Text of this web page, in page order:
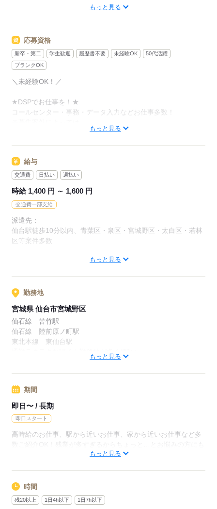
専用システムへ
簡単な
データを入力していくだけ♪
PCの簡単な基本操作が出来れば
一緒に始める仲間も多数！
安心して始められる環境が
▼ポイント！
￣￣￣￣￣￣
□高時給
未経験の方でも
時給1,300円スタート★
□シフト調整OK
週3～/1日5時間から勤務OK！
「午後から働きたい」
ご希望をお聞かせください♪
もっと見る
応募資格
新卒・第二 学生歓迎 履歴書不要 未経験OK
50代活躍
ブランクOK
＼未経験OK！／
★DSPでお仕事を！★
コールセンター・事務・データ入力などお仕事多数！
定員になり次第終了とさせて頂きます。
★☆☆★☆☆★☆☆★☆☆★
自由自在に選べるので安心◎
「仕事内容」「勤務地」「働き方」
あなたにピッタリのお仕事をご紹介☆
応募する
もっと見る
給与
交通費 日払い 週払い
時給 1,400 円 ～ 1,600 円
交通費一部支給
派遣先：
仙台駅徒歩10分以内、青葉区・泉区・宮城野区・太白区・若林
区等案件多数
＼継続ありがとうキャンペーン／
商品券500円分プレゼント♪
kkw_bcov2105
kkw_bcov2106
応募する
もっと見る
勤務地
宮城県 仙台市宮城野区
仙石線 苦竹駅
仙石線 陸前原ノ町駅
東北本線 東仙台駅
通勤ラクラクな駅チカ勤務地が多く便利♪
近く、ランチエリアも充実！
お仕事帰りにショッピングも楽しめる環境です◎
周辺にはカフェやコンビニなど便利な施設も多数！
応募する
もっと見る
期間
即日〜 / 長期
即日スタート
高時給のお仕事、駅から近いお仕事、家から近いお仕事など多
ぴったりのお仕事もありますよ★まずはご相談を。＜人との出
平日のみも有！
もっと見る
時間
残20以上 1日4h以下 1日7h以下